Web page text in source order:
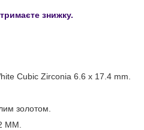
знижку.
Cubic Zirconia 6.6 x 17.4 mm.
золотом.
MM.